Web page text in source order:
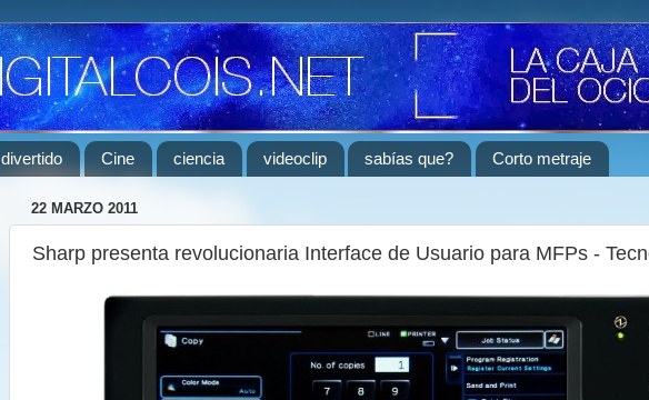
divertido Cine ciencia videoclip sabías que? Corto metraje
22 MARZO 2011
Sharp presenta revolucionaria Interface de Usuario para MFPs -